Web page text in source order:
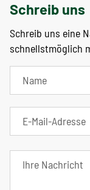
Schreib uns
Schreib uns eine
schnellstmöglich